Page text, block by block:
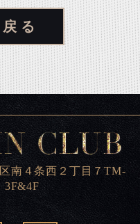
る
南４条西２丁目７TM-
3F&4F